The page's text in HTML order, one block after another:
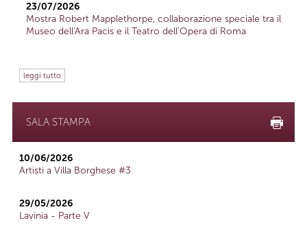
23/07/2026
Mostra Robert Mapplethorpe, collaborazione speciale tra il
Museo dell'Ara Pacis e il Teatro dell'Opera di Roma
leggi tutto
SALA STAMPA
10/06/2026
Artisti a Villa Borghese #3
29/05/2026
Lavinia - Parte V